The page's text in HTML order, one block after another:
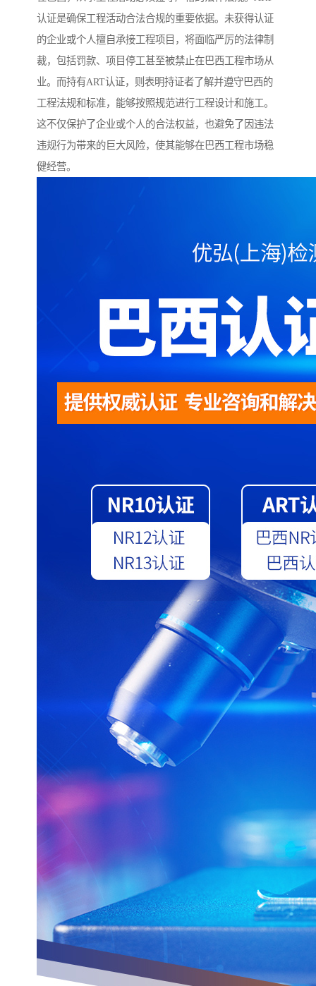
认证是确保工程活动合法合规的重要依据。未获得认证
的企业或个人擅自承接工程项目，将面临严厉的法律制
裁，包括罚款、项目停工甚至被禁止在巴西工程市场从
业。而持有ART认证，则表明持证者了解并遵守巴西的
工程法规和标准，能够按照规范进行工程设计和施工。
这不仅保护了企业或个人的合法权益，也避免了因违法
违规行为带来的巨大风险，使其能够在巴西工程市场稳
健经营。